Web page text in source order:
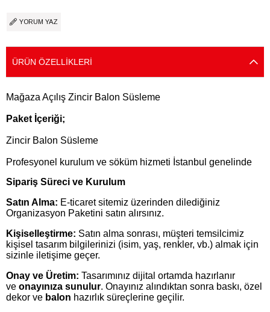
YORUM YAZ
ÜRÜN ÖZELLIKLERI
Mağaza Açılış Zincir Balon Süsleme
Paket İçeriği;
Zincir Balon Süsleme
Profesyonel kurulum ve söküm hizmeti İstanbul genelinde
Sipariş Süreci ve Kurulum
Satın Alma: E-ticaret sitemiz üzerinden dilediğiniz
Organizasyon Paketini satın alırsınız.
Kişiselleştirme: Satın alma sonrası, müşteri temsilcimiz
kişisel tasarım bilgilerinizi (isim, yaş, renkler, vb.) almak için
sizinle iletişime geçer.
Onay ve Üretim: Tasarımınız dijital ortamda hazırlanır
ve onayınıza sunulur. Onayınız alındıktan sonra baskı, özel
dekor ve balon hazırlık süreçlerine geçilir.